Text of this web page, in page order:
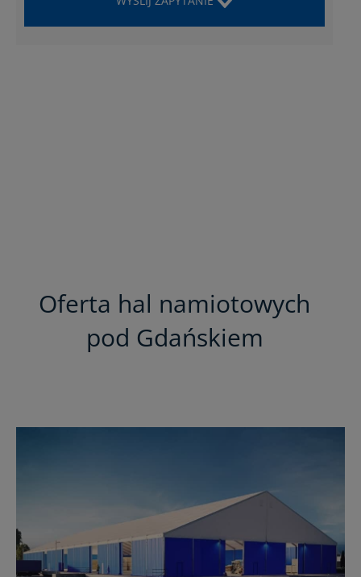
Oferta hal namiotowych
pod Gdańskiem